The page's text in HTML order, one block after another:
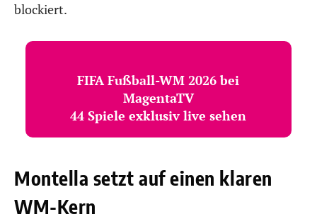
blockiert.
FIFA Fußball-WM 2026 bei
MagentaTV
44 Spiele exklusiv live sehen
Montella setzt auf einen klaren
WM-Kern